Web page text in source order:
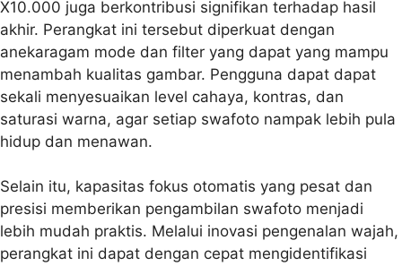
X10.000 juga berkontribusi signifikan terhadap hasil
akhir. Perangkat ini tersebut diperkuat dengan
anekaragam mode dan filter yang dapat yang mampu
menambah kualitas gambar. Pengguna dapat dapat
sekali menyesuaikan level cahaya, kontras, dan
saturasi warna, agar setiap swafoto nampak lebih pula
hidup dan menawan.
Selain itu, kapasitas fokus otomatis yang pesat dan
presisi memberikan pengambilan swafoto menjadi
lebih mudah praktis. Melalui inovasi pengenalan wajah,
perangkat ini dapat dengan cepat mengidentifikasi